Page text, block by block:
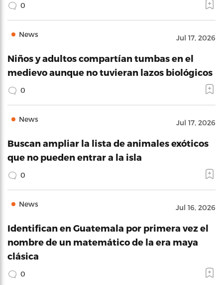
0
News Jul 17, 2026
Niños y adultos compartían tumbas en el
medievo aunque no tuvieran lazos biológicos
0
News Jul 17, 2026
Buscan ampliar la lista de animales exóticos
que no pueden entrar a la isla
0
News Jul 16, 2026
Identifican en Guatemala por primera vez el
nombre de un matemático de la era maya
clásica
0